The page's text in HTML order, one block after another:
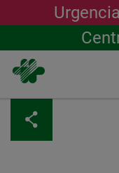
contenido
principal